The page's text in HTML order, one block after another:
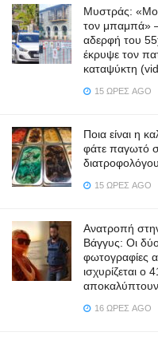
Μυστράς:
τον μπαμπά» –
αδερφή του
έκρυψε τον
καταψύκτη
15 ΏΡΕΣ AGO
Ποια είναι η
φάτε παγωτό
15 ΏΡΕΣ AGO
Ανατροπή
Βάγγυς: Οι δύο
φωτογραφίες
ισχυρίζεται ο
αποκαλύπτουν
16 ΏΡΕΣ AGO